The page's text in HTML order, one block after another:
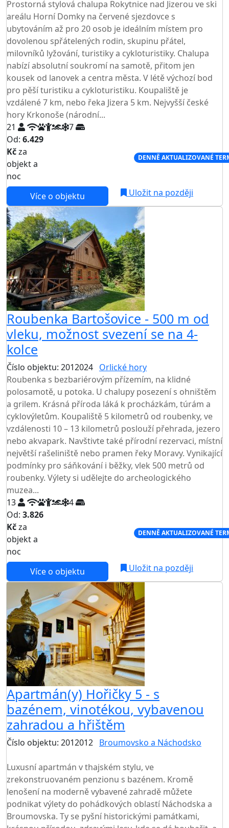
Prostorná stylová chalupa Rokytnice nad Jizerou ve ski
areálu Horní Domky na červené sjezdovce s
ubytováním až pro 20 osob je ideálním místem pro
dovolenou spřátelených rodin, skupinu přátel,
milovníků lyžování, turistiky a cykloturistiky. Chalupa
nabízí absolutní soukromí na samotě, přitom jen
kousek od lanovek a centra města. V létě výchozí bod
pro pěší turistiku a cykloturistiku. Koupaliště je
vzdálené 7 km, nebo řeka Jizera 5 km. Nejvyšší české
hory Krkonoše (národní...
21
7
Od: 6.429
Kčza
objekt a
noc
DENNĚ AKTUALIZOVANÉ
Více o objektu Uložit na později
Roubenka Bartošovice - 500 m od
vleku, možnost svezení se na 4-
kolce
Číslo objektu: 2012024 Orlické hory
Roubenka s bezbariérovým přízemím, na klidné
polosamotě, u potoka. U chalupy posezení s ohništěm
a grilem. Krásná příroda láká k procházkám, túrám a
cyklovýletům. Koupaliště 5 kilometrů od roubenky, ve
vzdálenosti 10 – 13 kilometrů poslouží přehrada, jezero
nebo akvapark. Navštivte také přírodní rezervaci, místní
největší rašeliniště nebo pramen řeky Moravy. Vynikající
podmínky pro sáňkování i běžky, vlek 500 metrů od
roubenky. Výlety si udělejte do archeologického
muzea...
13
4
Od: 3.826
Kčza
objekt a
noc
DENNĚ AKTUALIZOVANÉ
Více o objektu Uložit na později
Apartmán(y) Hořičky 5 - s
bazénem, vinotékou, vybavenou
zahradou a hřištěm
Číslo objektu: 2012012 Broumovsko a Náchodsko
Luxusní apartmán v thajském stylu, ve
zrekonstruovaném penzionu s bazénem. Kromě
lenošení na moderně vybavené zahradě můžete
podnikat výlety do pohádkových oblastí Náchodska a
Broumovska. Ty se pyšní historickými památkami,